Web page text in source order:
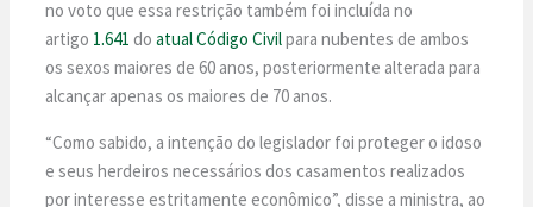
no voto que essa restrição também foi incluída no
artigo 1.641 doatual Código Civilpara nubentes de ambos
os sexos maiores de 60 anos, posteriormente alterada para
alcançar apenas os maiores de 70 anos.
“Como sabido, a intenção do legislador foi proteger o idoso
e seus herdeiros necessários dos casamentos realizados
por interesse estritamente econômico”, disse a ministra, ao